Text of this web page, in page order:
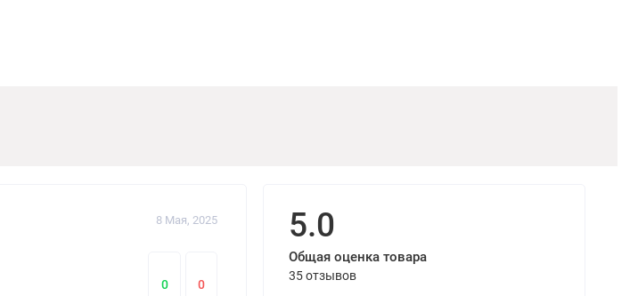
8 Мая, 2025
0 0
5.0
Общая оценка товара
35 отзывов